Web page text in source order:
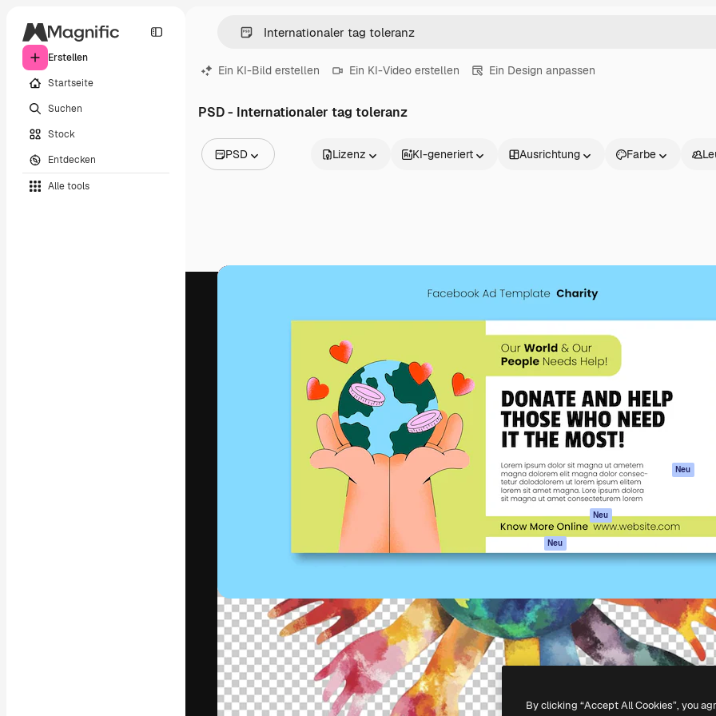
Erstellen
Startseite
Suchen
Stock
Entdecken
Alle tools
Ein KI-Bild erstellen Ein KI-Video erstellen Ein Design anpassen
PSD - Internationaler tag toleranz
PSD
Videos
Lizenz KI-generiert Ausrichtung Farbe
Die kreative Plattform, um deine beste
Arbeit zu verwirklichen. Mehr als 1 Million
Abonnenten unter Kreativen, Unternehmen,
Agenturen und Studios.
Deutsch
Produkte
Spaces
KI-Assistent
KI-Bildgenerator
KI-Videogenerator
KI-
Stimmengenerator
Stock-Inhalte
MCP für
Claude/ChatGPT
Neu
Neu
API
Alle Magnific-Tools
Dokumentation
Support
AGB
Originale
Neu
Cookie-Richtlinie
Partner
Copyright © 2010- 2026Freepik Company S.L.U.Alle Rechte vorbehalten.
By clicking “Accept All Cookies”, you